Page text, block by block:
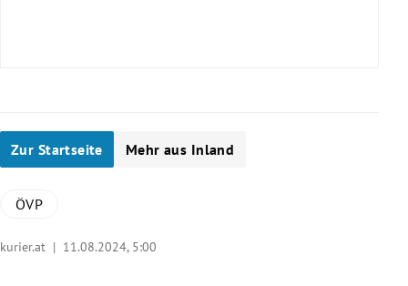
Zur Startseite Mehr aus Inland
ÖVP
kurier.at | 11.08.2024, 5:00